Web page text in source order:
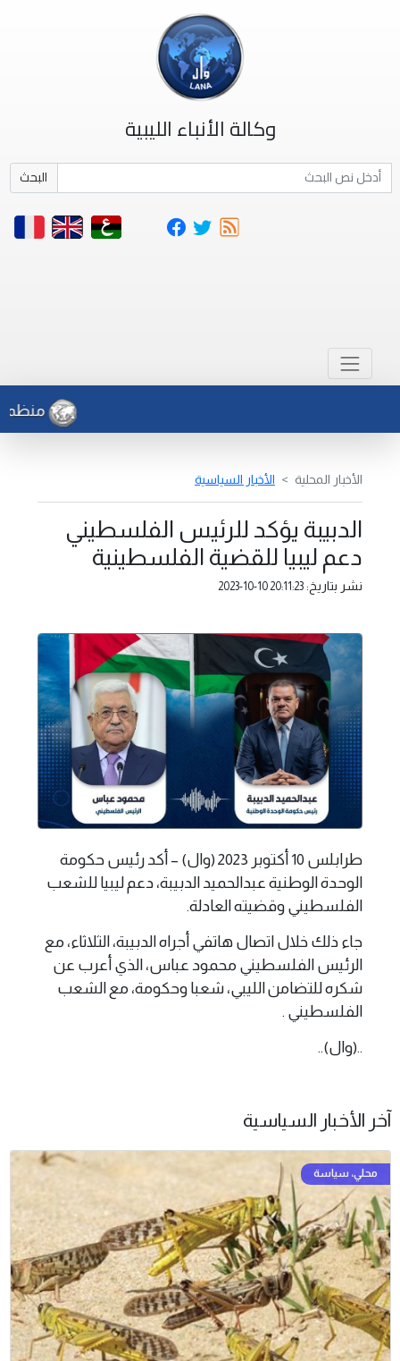
وكالة الأنباء الليبية
البحث
منظمة
الأخبار المحلية الأخبار السياسية
الدبيبة يؤكد للرئيس الفلسطيني
دعم ليبيا للقضية الفلسطينية
نشر بتاريخ: 2023-10-10 20:11:23
طرابلس 10 أكتوبر 2023 (وال) – أكد رئيس حكومة
الوحدة الوطنية عبدالحميد الدبيبة، دعم ليبيا للشعب
الفلسطيني وقضيته العادلة.
جاء ذلك خلال اتصال هاتفي أجراه الدبيبة، الثلاثاء، مع
الرئيس الفلسطيني محمود عباس، الذي أعرب عن
شكره للتضامن الليبي، شعبا وحكومة، مع الشعب
الفلسطيني .
..(وال)..
آخر الأخبار السياسية